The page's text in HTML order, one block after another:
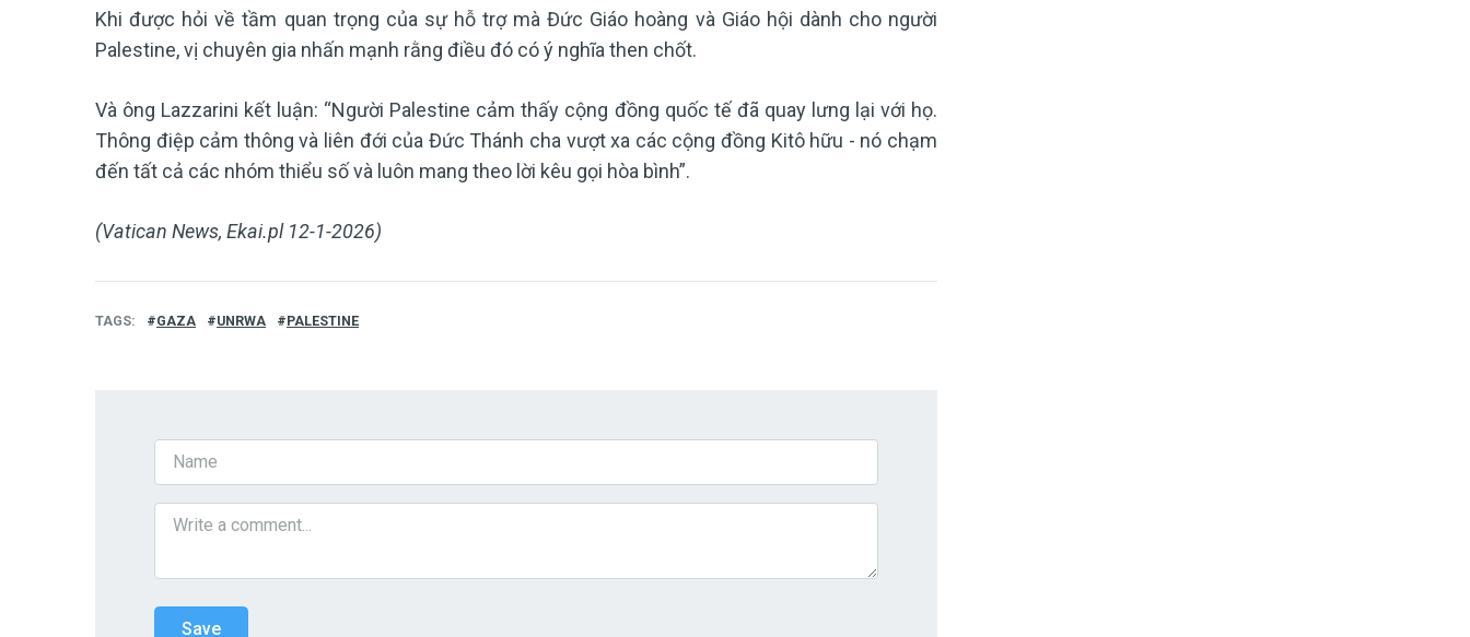
Khi được hỏi về tầm quan trọng của sự hỗ trợ mà Đức Giáo hoàng và Giáo hội dành cho người
Palestine, vị chuyên gia nhấn mạnh rằng điều đó có ý nghĩa then chốt.
Và ông Lazzarini kết luận: “Người Palestine cảm thấy cộng đồng quốc tế đã quay lưng lại với họ.
Thông điệp cảm thông và liên đới của Đức Thánh cha vượt xa các cộng đồng Kitô hữu - nó chạm
đến tất cả các nhóm thiểu số và luôn mang theo lời kêu gọi hòa bình”.
(Vatican News, Ekai.pl 12-1-2026)
TAGS GAZA UNRWA PALESTINE